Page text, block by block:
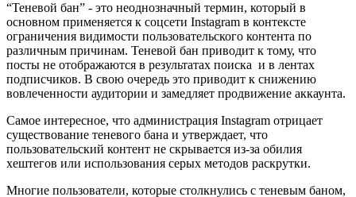
“Теневой бан” - это неоднозначный термин, который в
основном применяется к соцсети Instagram в контексте
ограничения видимости пользовательского контента по
различным причинам. Теневой бан приводит к тому, что
посты не отображаются в результатах поиска и в лентах
подписчиков. В свою очередь это приводит к снижению
вовлеченности аудитории и замедляет продвижение аккаунта.
Самое интересное, что администрация Instagram отрицает
существование теневого бана и утверждает, что
пользовательский контент не скрывается из-за обилия
хештегов или использования серых методов раскрутки.
Многие пользователи, которые столкнулись с теневым баном,